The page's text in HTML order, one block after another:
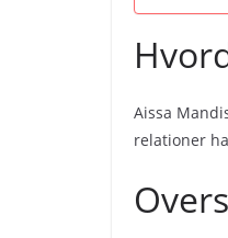
Aissa
relationer